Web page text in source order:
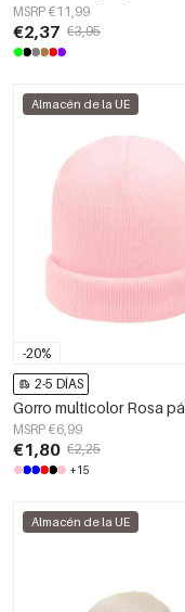
MSRP €11,99
€2,37 €3,95
-20%
Almacén de la UE
2-5 DÍAS
MSRP €6,99
€1,80 €2,25
+15
Almacén de la UE